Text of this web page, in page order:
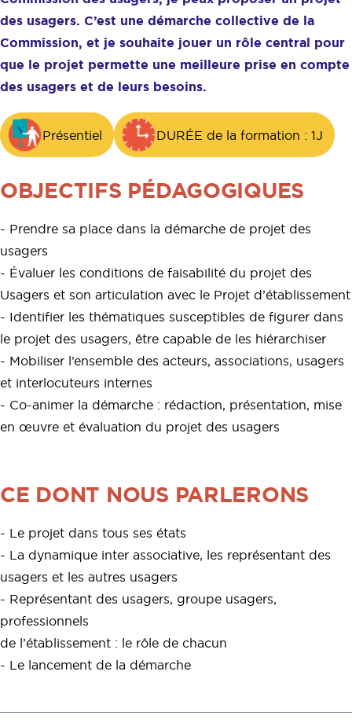
des usagers. C’est une démarche collective de la
Commission, et je souhaite jouer un rôle central pour
que le projet permette une meilleure prise en compte
des usagers et de leurs besoins.
Présentiel DURÉE de la formation : 1J
OBJECTIFS PÉDAGOGIQUES
- Prendre sa place dans la démarche de projet des
usagers
- Évaluer les conditions de faisabilité du projet des
Usagers et son articulation avec le Projet d’établissement
- Identifier les thématiques susceptibles de figurer dans
le projet des usagers, être capable de les hiérarchiser
- Mobiliser l’ensemble des acteurs, associations, usagers
et interlocuteurs internes
- Co-animer la démarche : rédaction, présentation, mise
en œuvre et évaluation du projet des usagers
CE DONT NOUS PARLERONS
- Le projet dans tous ses états
- La dynamique inter associative, les représentant des
usagers et les autres usagers
- Représentant des usagers, groupe usagers,
professionnels
de l’établissement : le rôle de chacun
- Le lancement de la démarche